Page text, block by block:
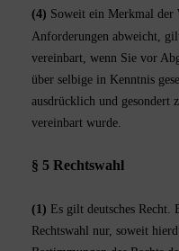
(4) Soweit ein Merkmal der
Anforderungen abweicht,
vereinbart, wenn Sie vor
über selbige in Kenntnis
ausdrücklich und gesondert
vereinbart wurde.
§ 5 Rechtswahl
(1) Es gilt deutsches Recht.
Rechtswahl nur, soweit